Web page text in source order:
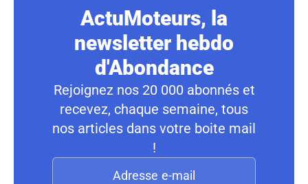
ActuMoteurs, la
newsletter hebdo
d'Abondance
Rejoignez nos 20 000 abonnés et
recevez, chaque semaine, tous
nos articles dans votre boite mail
!